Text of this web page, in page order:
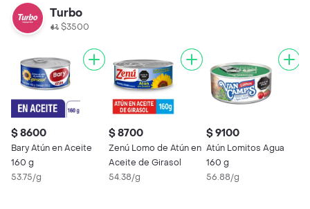
Turbo
$3500
$ 8600
Bary Atún en Aceite
160 g
53.75/g
$ 8700
Zenú Lomo de Atún en
Aceite de Girasol
54.38/g
$ 9100
Atún Lomitos Agua
160 g
56.88/g